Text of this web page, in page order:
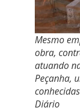
Mesmo
obra,
atuando
Peçanha,
Diário